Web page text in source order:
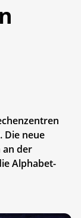
Die neue
an der
Alphabet-